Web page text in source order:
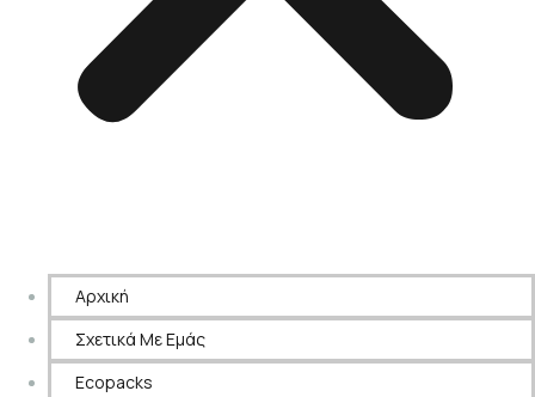
Αρχική
Σχετικά Με Εμάς
Ecopacks